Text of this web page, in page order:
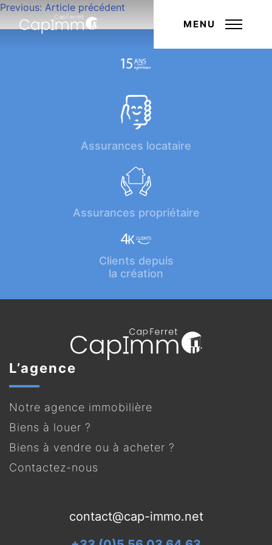
MENU
Navigation
de
Previous: Article précédent
Assurances locataire
Assurances propriétaire
Clients depuis
la création
L’agence
Notre agence immobilière
Biens à louer ?
Biens à vendre ou à acheter ?
Contactez-nous
contact@cap-immo.net